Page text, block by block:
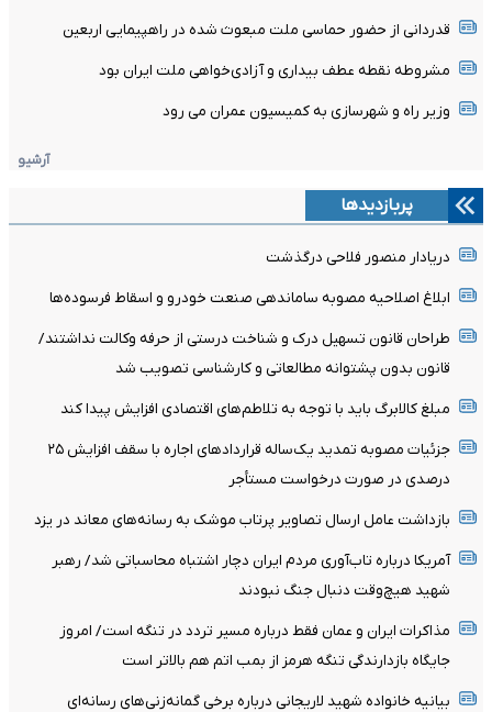
قدردانی از حضور حماسی ملت مبعوث شده در راهپیمایی اربعین
مشروطه نقطه عطف بیداری و آزادی‌خواهی ملت ایران بود
وزیر راه و شهرسازی به کمیسیون عمران می رود
آرشیو
پربازدیدها
دریادار منصور فلاحی درگذشت
ابلاغ اصلاحیه مصوبه ساماندهی صنعت خودرو و اسقاط فرسوده‌ها
طراحان قانون تسهیل درک و شناخت درستی از حرفه وکالت نداشتند/
قانون بدون پشتوانه مطالعاتی و کارشناسی تصویب شد
مبلغ کالابرگ باید با توجه به تلاطم‌های اقتصادی افزایش پیدا کند
جزئیات مصوبه تمدید یک‌ساله قرارداد‌های اجاره با سقف افزایش ۲۵
درصدی در صورت درخواست مستأجر
بازداشت عامل ارسال تصاویر پرتاب موشک به رسانه‌های معاند در یزد
آمریکا درباره تاب‌آوری مردم ایران دچار اشتباه محاسباتی شد/ رهبر
شهید هیچ‌وقت دنبال جنگ نبودند
مذاکرات ایران و عمان فقط درباره مسیر تردد در تنگه است/ امروز
جایگاه بازدارندگی تنگه هرمز از بمب اتم هم بالاتر است
بیانیه خانواده شهید لاریجانی درباره برخی گمانه‌زنی‌های رسانه‌ای